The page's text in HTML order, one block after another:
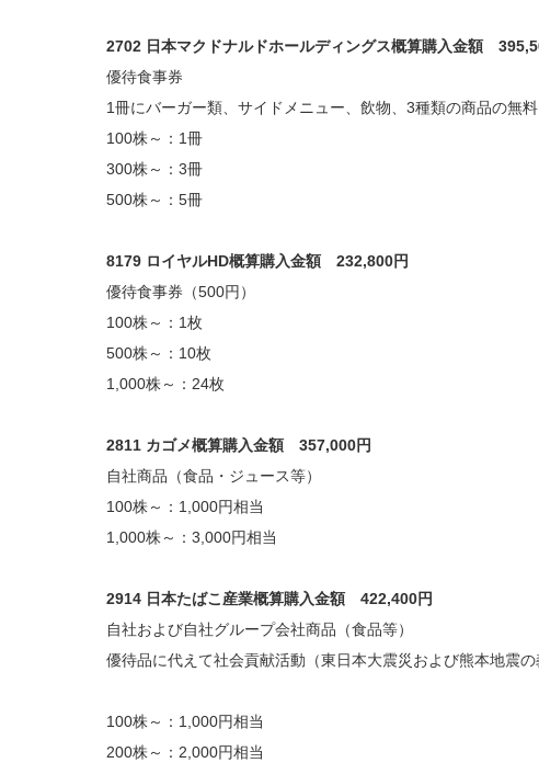
2702 日本マクドナルドホールディングス概算購入金額
優待食事券
1冊にバーガー類、サイドメニュー、飲物、3種類の商品の無
100株～：1冊
300株～：3冊
500株～：5冊
8179 ロイヤルHD概算購入金額 232,800円
優待食事券（500円）
100株～：1枚
500株～：10枚
1,000株～：24枚
2811 カゴメ概算購入金額 357,000円
自社商品（食品・ジュース等）
100株～：1,000円相当
1,000株～：3,000円相当
2914 日本たばこ産業概算購入金額 422,400円
自社および自社グループ会社商品（食品等）
優待品に代えて社会貢献活動（東日本大震災および熊本地震
100株～：1,000円相当
200株～：2,000円相当